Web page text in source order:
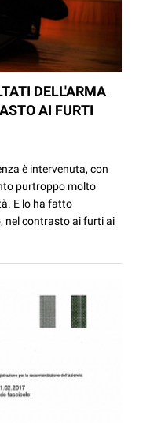
DELL'ARMA
AI FURTI
è intervenuta, con
purtroppo molto
E lo ha fatto
nel contrasto ai furti ai